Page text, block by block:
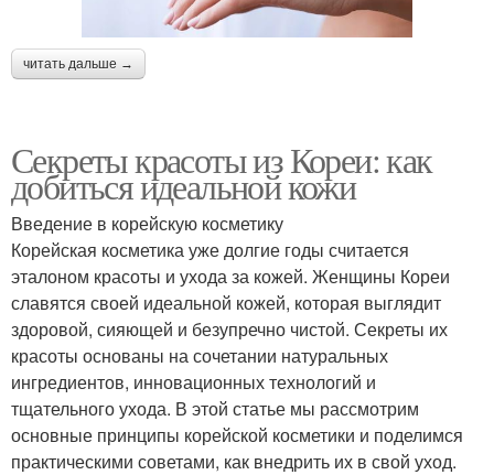
читать дальше →
Секреты красоты из Кореи: как
добиться идеальной кожи
Введение в корейскую косметику
Корейская косметика уже долгие годы считается
эталоном красоты и ухода за кожей. Женщины Кореи
славятся своей идеальной кожей, которая выглядит
здоровой, сияющей и безупречно чистой. Секреты их
красоты основаны на сочетании натуральных
ингредиентов, инновационных технологий и
тщательного ухода. В этой статье мы рассмотрим
основные принципы корейской косметики и поделимся
практическими советами, как внедрить их в свой уход.